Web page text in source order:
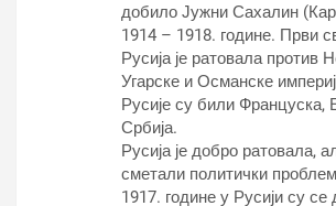
добило Јужни Сахалин
1914 – 1918. године. Први
Русија је ратовала против
Угарске и Османске
Русије су били Француска,
Србија.
Русија је добро ратовала,
сметали политички
1917. године у Русији су